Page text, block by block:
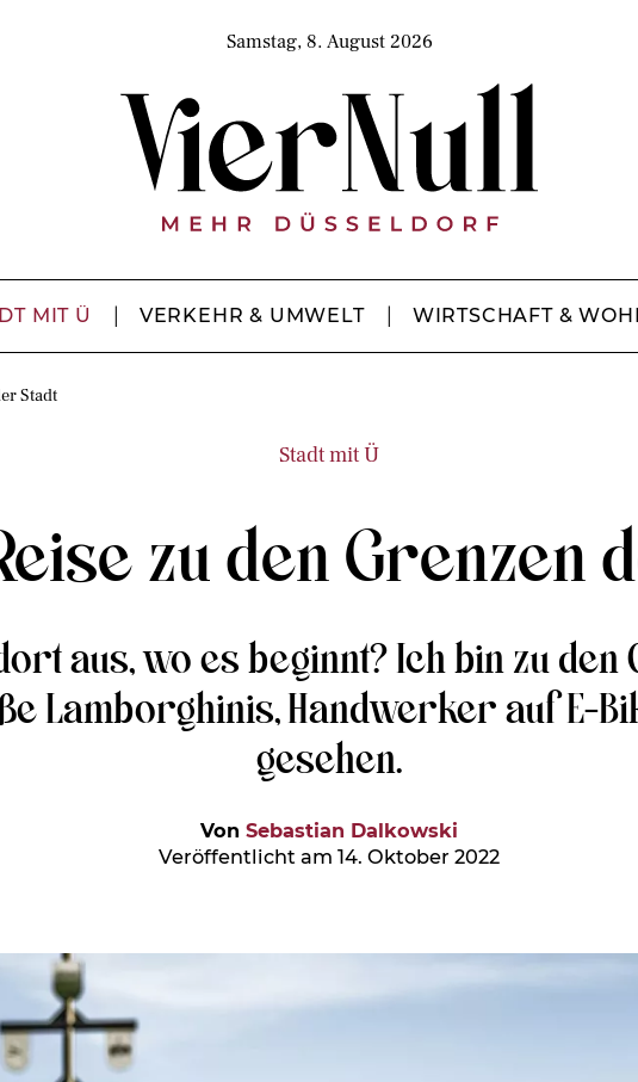
Samstag, 8. August 2026
MIT Ü VERKEHR & UMWELT WIRTSCHAFT &
Stadt
Stadt mit Ü
zu den Grenzen
aus, wo es beginnt? Ich bin zu
Lamborghinis, Handwerker auf E-
gesehen.
Von Sebastian Dalkowski
Veröffentlicht am 14. Oktober 2022